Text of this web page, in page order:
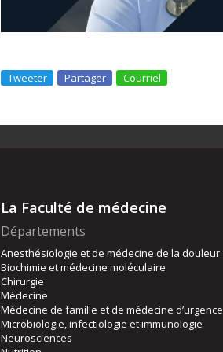
Tweeter Partager Courriel
La Faculté de médecine
Départements
Anesthésiologie et de médecine de la douleur
Biochimie et médecine moléculaire
Chirurgie
Médecine
Médecine de famille et de médecine d’urgence
Microbiologie, infectiologie et immunologie
Neurosciences